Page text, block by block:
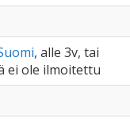
, alle 3v, tai
ei ole ilmoitettu